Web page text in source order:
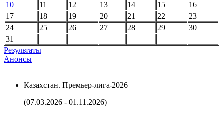
10
11 12 13 14 15
16
17
18 19 20 21 22
23
24
25 26 27 28 29
30
31
Результаты
Анонсы
Казахстан. Премьер-лига-2026
(07.03.2026 - 01.11.2026)